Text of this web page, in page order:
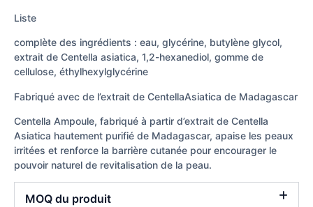
Liste
complète des ingrédients : eau, glycérine, butylène glycol,
extrait de Centella asiatica, 1,2-hexanediol, gomme de
cellulose, éthylhexylglycérine
Fabriqué avec de l’extrait de CentellaAsiatica de Madagascar
Centella Ampoule, fabriqué à partir d’extrait de Centella
Asiatica hautement purifié de Madagascar, apaise les peaux
irritées et renforce la barrière cutanée pour encourager le
pouvoir naturel de revitalisation de la peau.
MOQ du produit